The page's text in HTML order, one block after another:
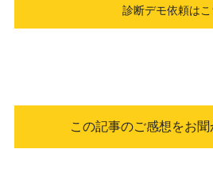
診断デモ依頼はこ
この記事のご感想をお